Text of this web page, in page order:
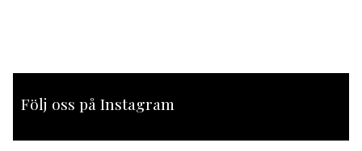
Följ oss på Instagram